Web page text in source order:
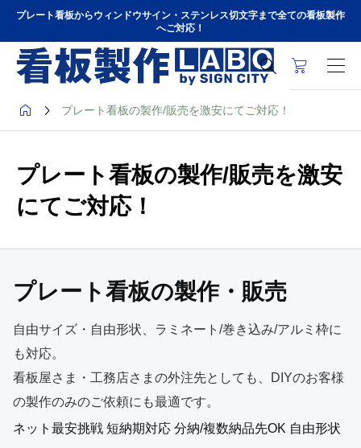
プレート看板からウィンドウサイン・ステンレス切文字まで全ての看板製作
へご対応！

  プレート看板の製作/販売を激安にてご対応！
プレート看板の製作/販売を激安
にてご対応！
プレート看板の製作・販売
自由サイズ・自由形状、ラミネート/巻き込み/アルミ枠に
も対応。
看板屋さま・工務店さまの外注先としても、DIYのお客様
の製作のみのご依頼にも最適です。
ネット最安挑戦 短納期対応 分納/複数納品先OK 自由形状